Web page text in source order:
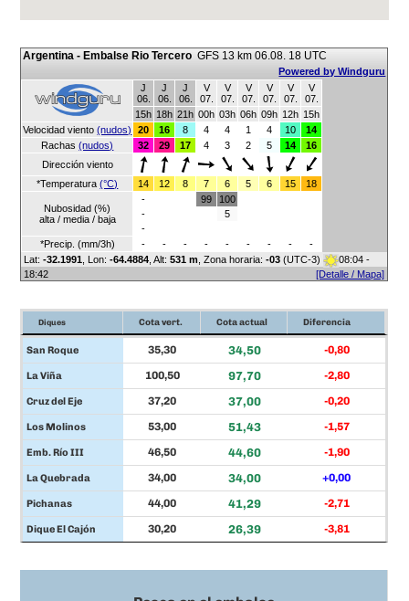
Argentina - Embalse Rio Tercero GFS 13 km 06.08. 18 UTC
Powered by Windguru
J
06.
J
06.
J
06.
V
07.
V
07.
V
07.
V
07.
V
07.
V
07.
15h 18h 21h 00h 03h 06h 09h 12h 15h
Velocidad viento(nudos) 20 16 8 4 4 1 4 10
14
Rachas(nudos) 32 29 17 4 3 2 5 14
16
Dirección viento
*Temperatura(°C) 14 12 8 7 6 5 6 15 18
Nubosidad (%)
alta / media / baja
-
-
-
99
100
5
*Precip. (mm/3h) - - - - - - - -
-
Lat:-32.1991 , Lon:-64.4884 ,Alt:531 m , Zona horaria:-03 (UTC-3)
08:04 -
18:42
[Detalle / Mapa]
Diques Cota vert. Cota actual Diferencia
Diques Cota vert. Cota actual Diferencia
San Roque 35,30 34,50 -0,80
La Viña 100,50 97,70 -2,80
Cruz del Eje 37,20 37,00 -0,20
Los Molinos 53,00 51,43 -1,57
Emb. Río III 46,50 44,60 -1,90
La Quebrada 34,00 34,00 +0,00
Pichanas 44,00 41,29 -2,71
Dique El Cajón 30,20 26,39 -3,81